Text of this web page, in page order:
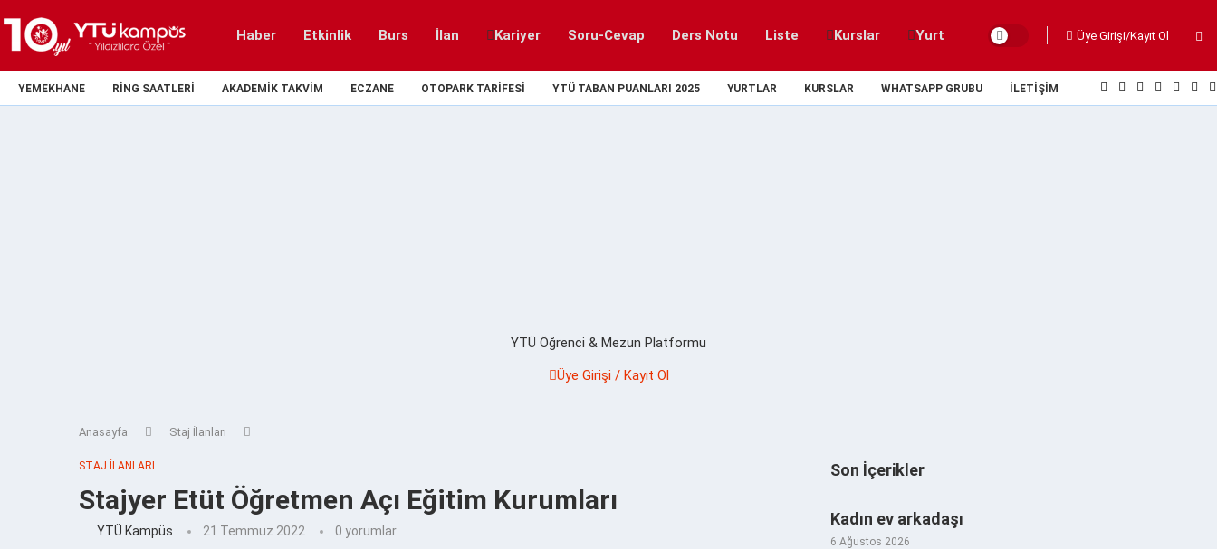
Haber Etkinlik Burs İlan Kariyer Soru-Cevap Ders Notu Liste Kurslar Yurt Üye Girişi/Kayıt Ol
YEMEKHANE RING SAATLERI AKADEMIK TAKVIM ECZANE OTOPARK TARIFESI YTÜ TABAN PUANLARI 2025 YURTLAR KURSLAR WHATSAPP GRUBU İLETIŞIM
YTÜ Öğrenci & Mezun Platformu
Üye Girişi / Kayıt Ol
Anasayfa Staj İlanları
STAJ İLANLARI
Stajyer Etüt Öğretmen Açı Eğitim Kurumları
YTÜ Kampüs 21 Temmuz 2022 0 yorumlar
Son İçerikler
Kadın ev arkadaşı
6 Ağustos 2026